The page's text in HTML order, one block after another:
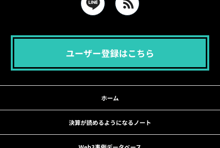
ユーザー登録はこちら
ホーム
決算が読めるようになるノート